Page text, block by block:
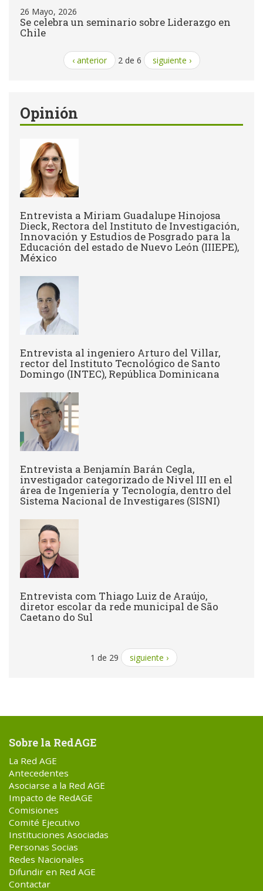
26 Mayo, 2026
Se celebra un seminario sobre Liderazgo en
Chile
‹ anterior 2 de 6 siguiente ›
Opinión
Entrevista a Miriam Guadalupe Hinojosa
Dieck, Rectora del Instituto de Investigación,
Innovación y Estudios de Posgrado para la
Educación del estado de Nuevo León (IIIEPE),
México
Entrevista al ingeniero Arturo del Villar,
rector del Instituto Tecnológico de Santo
Domingo (INTEC), República Dominicana
Entrevista a Benjamín Barán Cegla,
investigador categorizado de Nivel III en el
área de Ingeniería y Tecnología, dentro del
Sistema Nacional de Investigares (SISNI)
Entrevista com Thiago Luiz de Araújo,
diretor escolar da rede municipal de São
Caetano do Sul
1 de 29 siguiente ›
Sobre la RedAGE
La Red AGE
Antecedentes
Asociarse a la Red AGE
Impacto de RedAGE
Comisiones
Comité Ejecutivo
Instituciones Asociadas
Personas Socias
Redes Nacionales
Difundir en Red AGE
Contactar